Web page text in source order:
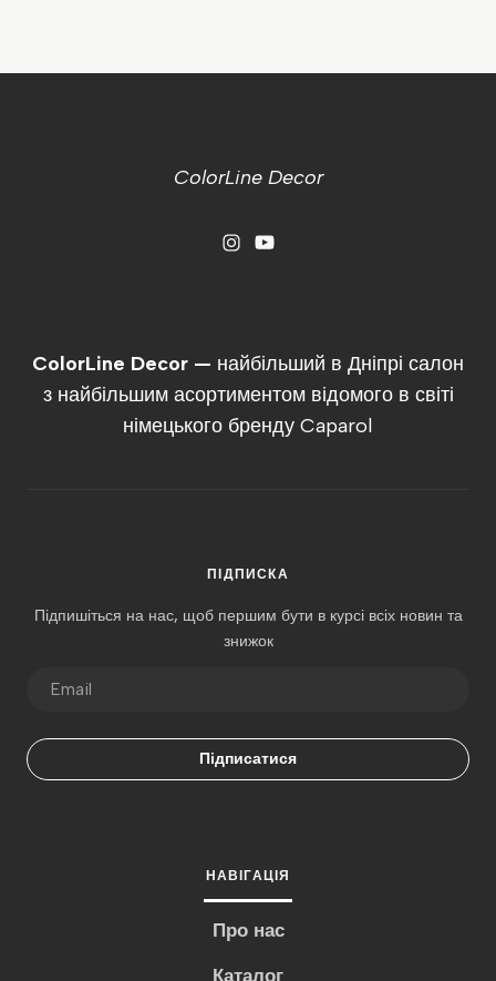
ColorLine Decor
ColorLine Decor — найбільший в Дніпрі салон
з найбільшим асортиментом відомого в світі
німецького бренду Caparol
ПІДПИСКА
Підпишіться на нас, щоб першим бути в курсі всіх новин та
знижок
Підписатися
НАВІГАЦІЯ
Про нас
Каталог